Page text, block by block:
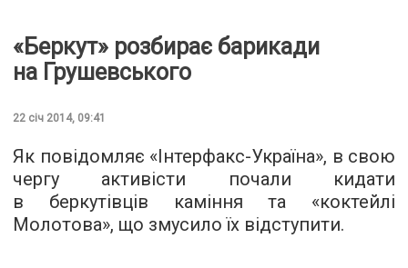
«Беркут» розбирає барикади
на Грушевського
22 січ 2014, 09:41
Як повідомляє «Інтерфакс-Україна», в свою
чергу активісти почали кидати
в беркутівців каміння та «коктейлі
Молотова», що змусило їх відступити.